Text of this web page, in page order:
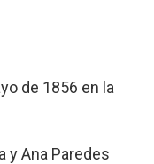
de 1856 en la
y Ana Paredes